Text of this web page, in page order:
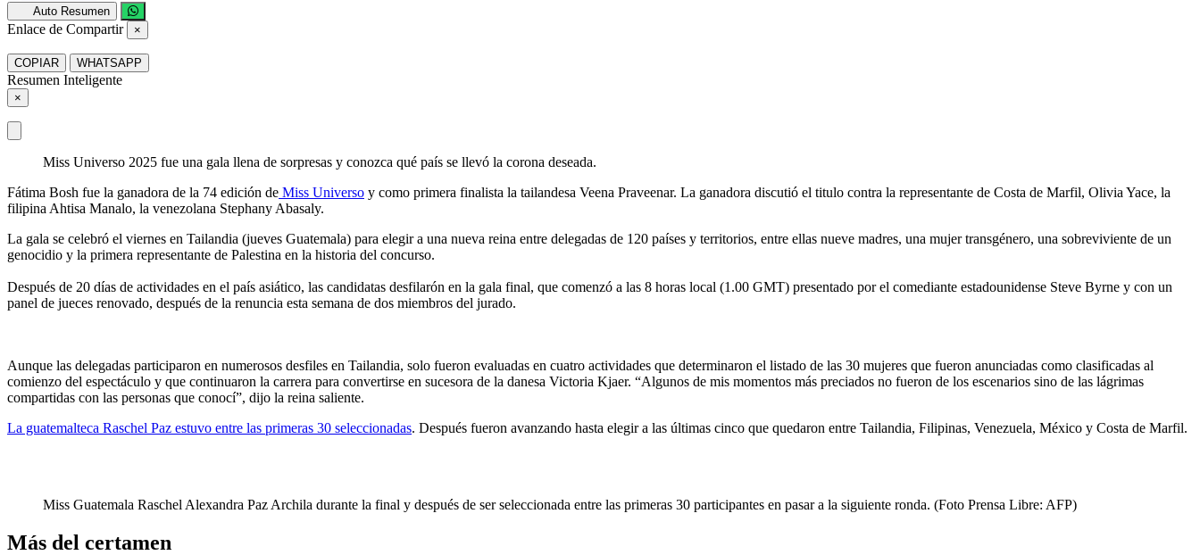
Auto Resumen
Enlace de Compartir ×
COPIAR WHATSAPP
Resumen Inteligente
×
Miss Universo 2025 fue una gala llena de sorpresas y conozca qué país se llevó la corona deseada.
Fátima Bosh fue la ganadora de la 74 edición de Miss Universo y como primera finalista la tailandesa Veena Praveenar. La ganadora discutió el titulo contra la representante de Costa de Marfil, Olivia Yace, la
filipina Ahtisa Manalo, la venezolana Stephany Abasaly.
La gala se celebró el viernes en Tailandia (jueves Guatemala) para elegir a una nueva reina entre delegadas de 120 países y territorios, entre ellas nueve madres, una mujer transgénero, una sobreviviente de un
genocidio y la primera representante de Palestina en la historia del concurso.
Después de 20 días de actividades en el país asiático, las candidatas desfilarón en la gala final, que comenzó a las 8 horas local (1.00 GMT) presentado por el comediante estadounidense Steve Byrne y con un
panel de jueces renovado, después de la renuncia esta semana de dos miembros del jurado.
Aunque las delegadas participaron en numerosos desfiles en Tailandia, solo fueron evaluadas en cuatro actividades que determinaron el listado de las 30 mujeres que fueron anunciadas como clasificadas al
comienzo del espectáculo y que continuaron la carrera para convertirse en sucesora de la danesa Victoria Kjaer. “Algunos de mis momentos más preciados no fueron de los escenarios sino de las lágrimas
compartidas con las personas que conocí”, dijo la reina saliente.
La guatemalteca Raschel Paz estuvo entre las primeras 30 seleccionadas. Después fueron avanzando hasta elegir a las últimas cinco que quedaron entre Tailandia, Filipinas, Venezuela, México y Costa de Marfil.
Miss Guatemala Raschel Alexandra Paz Archila durante la final y después de ser seleccionada entre las primeras 30 participantes en pasar a la siguiente ronda. (Foto Prensa Libre: AFP)
Más del certamen